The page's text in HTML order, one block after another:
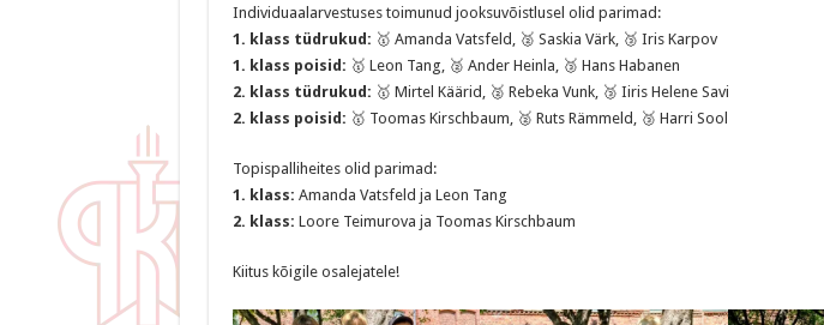
Individuaalarvestuses toimunud jooksuvõistlusel olid parimad:
1. klass tüdrukud: 🥇 Amanda Vatsfeld, 🥈 Saskia Värk, 🥉 Iris Karpov
1. klass poisid: 🥇 Leon Tang, 🥈 Ander Heinla, 🥉 Hans Habanen
2. klass tüdrukud: 🥇 Mirtel Käärid, 🥈 Rebeka Vunk, 🥉 Iiris Helene Savi
2. klass poisid: 🥇 Toomas Kirschbaum, 🥈 Ruts Rämmeld, 🥉 Harri Sool
Topispalliheites olid parimad:
1. klass: Amanda Vatsfeld ja Leon Tang
2. klass: Loore Teimurova ja Toomas Kirschbaum
Kiitus kõigile osalejatele!